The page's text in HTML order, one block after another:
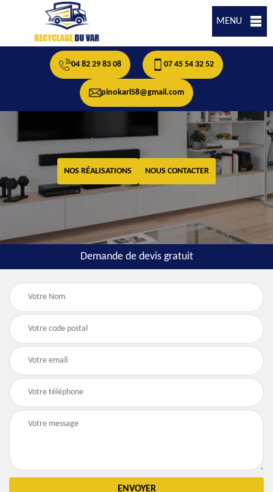
MENU
04 82 29 83 08 07 45 54 32 52
pinokarl58@gmail.com
NOS RÉALISATIONS NOUS CONTACTER
Demande de devis gratuit